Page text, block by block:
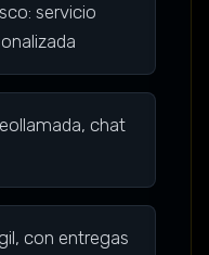
servicio
chat
con entregas